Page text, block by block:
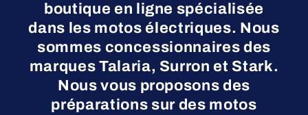
boutique en ligne spécialisée
dans les motos électriques. Nous
sommes concessionnaires des
marques Talaria, Surron et Stark.
Nous vous proposons des
préparations sur des motos